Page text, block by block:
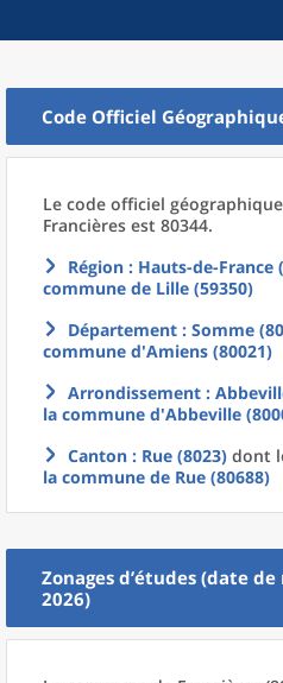
Code Officiel
Le code officiel géographique
Francières est 80344.
Région : Hauts-de-France
commune de Lille (59350)
Département : Somme
commune d'Amiens (80021)
Arrondissement :
la commune d'Abbeville
Canton : Rue (8023) dont
la commune de Rue (80688)
Zonages d’études (date
2026)